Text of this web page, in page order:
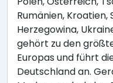
Rumänien, Kroatien,
Herzegowina,
gehört zu den
Europas und führt
Deutschland an.